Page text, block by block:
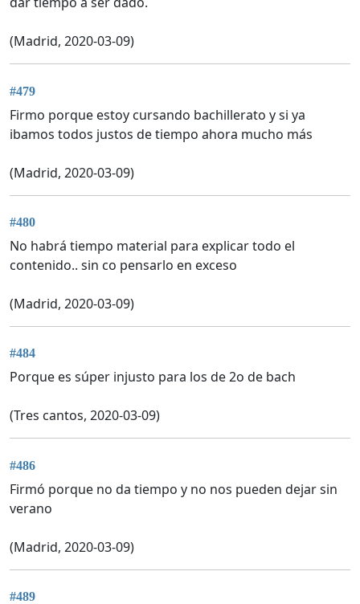
(Madrid, 2020-03-09)
#479
Firmo porque estoy cursando bachillerato y si ya
ibamos todos justos de tiempo ahora mucho más
(Madrid, 2020-03-09)
#480
No habrá tiempo material para explicar todo el
contenido.. sin co pensarlo en exceso
(Madrid, 2020-03-09)
#484
Porque es súper injusto para los de 2o de bach
(Tres cantos, 2020-03-09)
#486
Firmó porque no da tiempo y no nos pueden dejar sin
verano
(Madrid, 2020-03-09)
#489